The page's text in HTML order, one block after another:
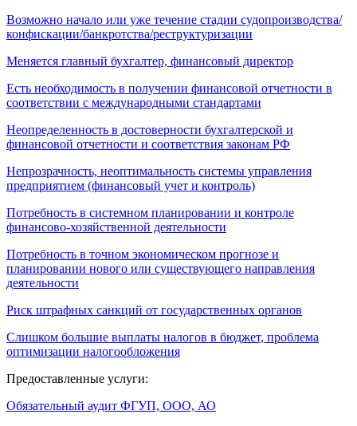
Возможно начало или уже течение стадии судопроизводства/
конфискации/банкротства/реструктуризации
Меняется главный бухгалтер, финансовый директор
Есть необходимость в получении финансовой отчетности в
соответствии с международными стандартами
Неопределенность в достоверности бухгалтерской и
финансовой отчетности и соответствия законам РФ
Непрозрачность, неоптимальность системы управления
предприятием (финансовый учет и контроль)
Потребность в системном планировании и контроле
финансово-хозяйственной деятельности
Потребность в точном экономическом прогнозе и
планировании нового или существующего направления
деятельности
Риск штрафных санкций от государственных органов
Слишком большие выплаты налогов в бюджет, проблема
оптимизации налогообложения
Предоставленные услуги:
Обязательный аудит ФГУП, ООО, АО